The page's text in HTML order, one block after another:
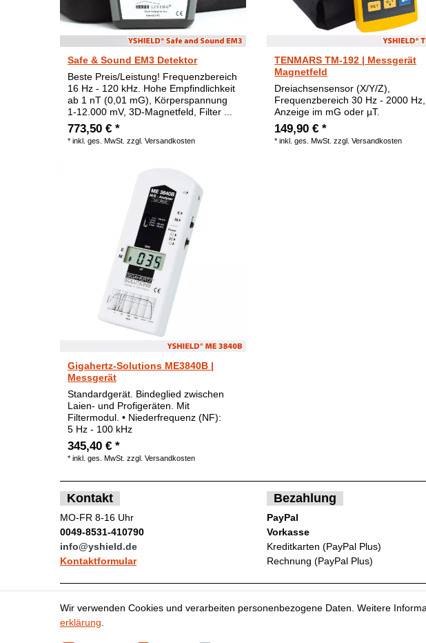
Safe & Sound EM3 Detektor
Beste Preis/Leistung! Frequenzbereich
16 Hz - 120 kHz. Hohe Empfindlichkeit
ab 1 nT (0,01 mG), Körperspannung
1-12.000 mV, 3D-Magnetfeld, Filter ...
773,50 € *
*inkl. ges. MwSt. zzgl.Versandkosten
TENMARS TM-192 | Messgerät
Magnetfeld
Dreiachsensensor (X/Y/Z),
Frequenzbereich 30 Hz - 2000 Hz,
Anzeige im mG oder µT.
149,90 € *
*inkl. ges. MwSt. zzgl.Versandkosten
Gigahertz-Solutions ME3840B |
Messgerät
Standardgerät. Bindeglied zwischen
Laien- und Profigeräten. Mit
Filtermodul. • Niederfrequenz (NF):
5 Hz - 100 kHz
345,40 € *
*inkl. ges. MwSt. zzgl.Versandkosten
Kontakt
MO-FR 8-16 Uhr
0049-8531-410790
info@yshield.de
Kontaktformular
Bezahlung
PayPal
Vorkasse
Kreditkarten (PayPal Plus)
Rechnung (PayPal Plus)
Impressum Daten­schutz­erklärung
Wir verwenden Cookies und verarbeiten personenbezogene Daten. Weitere
erklärung